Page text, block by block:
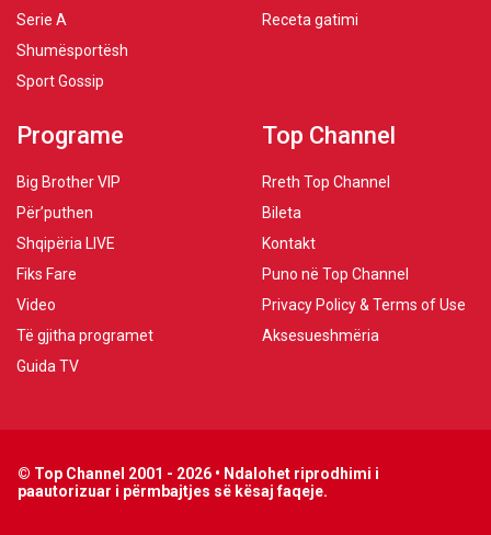
Serie A
Shumësportësh
Sport Gossip
Receta gatimi
Programe
Big Brother VIP
Për’puthen
Shqipëria LIVE
Fiks Fare
Video
Të gjitha programet
Guida TV
Top Channel
Rreth Top Channel
Bileta
Kontakt
Puno në Top Channel
Privacy Policy & Terms of Use
Aksesueshmëria
© Top Channel 2001 - 2026 • Ndalohet riprodhimi i
paautorizuar i përmbajtjes së kësaj faqeje.